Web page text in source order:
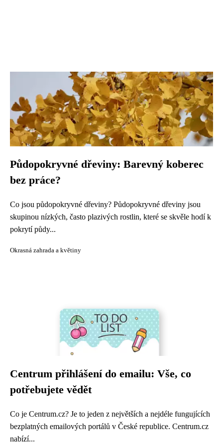
Půdopokryvné dřeviny: Barevný koberec
bez práce?
Co jsou půdopokryvné dřeviny? Půdopokryvné dřeviny jsou
skupinou nízkých, často plazivých rostlin, které se skvěle hodí k
pokrytí půdy...
Okrasná zahrada a květiny
Centrum přihlášení do emailu: Vše, co
potřebujete vědět
Co je Centrum.cz? Je to jeden z největších a nejdéle fungujících
bezplatných emailových portálů v České republice. Centrum.cz
nabízí...